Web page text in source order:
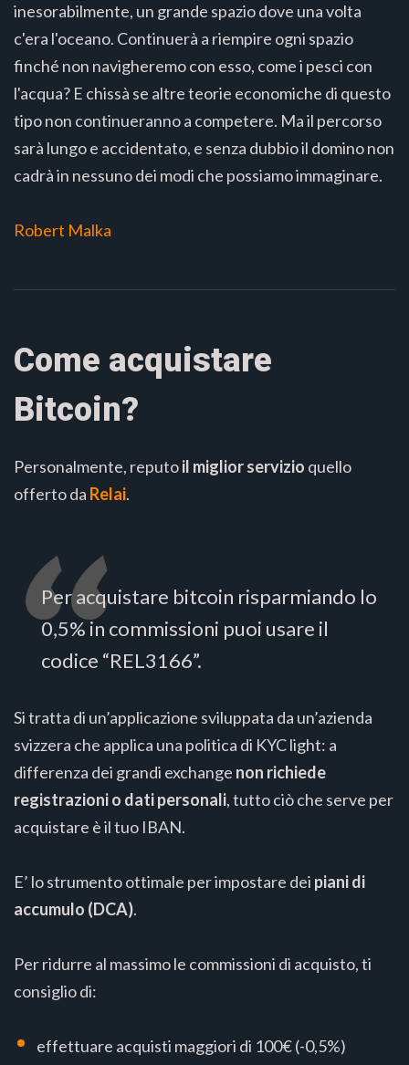
inesorabilmente, un grande spazio dove una volta
c'era l'oceano. Continuerà a riempire ogni spazio
finché non navigheremo con esso, come i pesci con
l'acqua? E chissà se altre teorie economiche di questo
tipo non continueranno a competere. Ma il percorso
sarà lungo e accidentato, e senza dubbio il domino non
cadrà in nessuno dei modi che possiamo immaginare.
Robert Malka
Come acquistare
Bitcoin?
Personalmente, reputoil miglior servizio quello
offerto da Relai.
Per acquistare bitcoin risparmiando lo
0,5% in commissioni puoi usare il
codice “REL3166”.
Si tratta di un’applicazione sviluppata da un’azienda
svizzera che applica una politica di KYC light: a
differenza dei grandi exchange non richiede
registrazioni o dati personali, tutto ciò che serve per
acquistare è il tuo IBAN.
E’ lo strumento ottimale per impostare dei piani di
accumulo (DCA).
Per ridurre al massimo le commissioni di acquisto, ti
consiglio di:
effettuare acquisti maggiori di 100€ (-0,5%)